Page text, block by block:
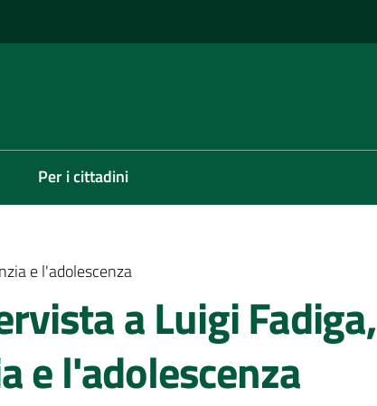
Per i cittadini
e l'adolescenza
a Luigi Fadiga,
e l'adolescenza